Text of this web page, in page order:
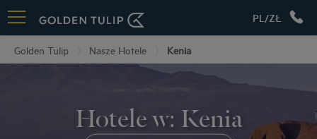
PL/ZŁ
Golden Tulip Nasze Hotele Kenia
Hotele w: Kenia